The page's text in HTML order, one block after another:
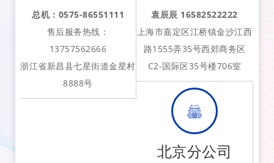
总机：0575-86551111
售后服务热线：
13757562666
浙江省新昌县七星街道金星村
8888号
袁辰辰 16582522222
上海市嘉定区江桥镇金沙江西
路1555弄35号西郊商务区
C2-国际区35号楼706室
北京分公司